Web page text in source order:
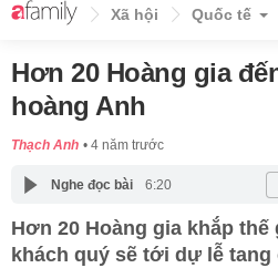
Xã hội Quốc tế
Hơn 20 Hoàng gia
hoàng Anh
Thạch Anh 4 năm trước
Nghe đọc bài 6:20
Hơn 20 Hoàng gia khắp
khách quý sẽ tới dự lễ